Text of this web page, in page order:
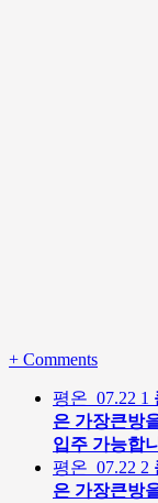
+ Comments
평온 07.22 1
은 가장큰방
입주 가능합
평온 07.22 2
은 가장큰방